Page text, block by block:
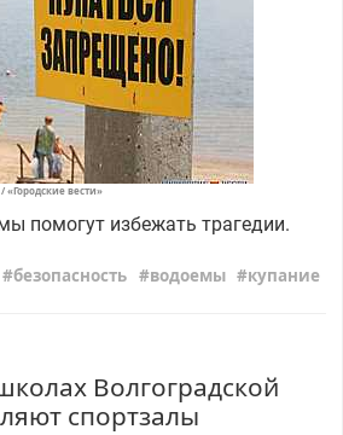
«Городские вести»
помогут избежать трагедии.
безопасность водоемы купание
Волгоградской
спортзалы